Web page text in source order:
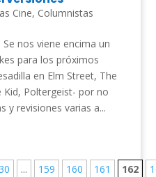
Cine, Columnistas
nos viene encima un
para los próximos
en Elm Street, The
Kid, Poltergeist- por no
y revisiones varias a...
30 ... 159 160 161 162